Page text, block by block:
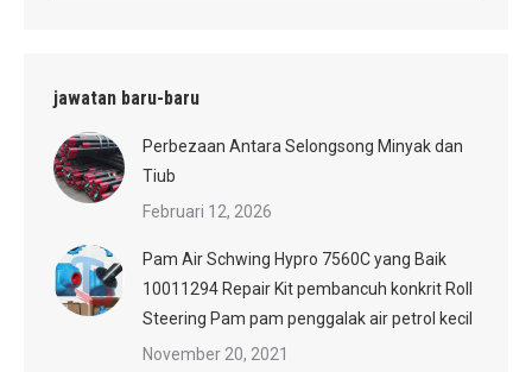
jawatan baru-baru
Perbezaan Antara Selongsong Minyak dan
Tiub
Februari 12, 2026
Pam Air Schwing Hypro 7560C yang Baik
10011294 Repair Kit pembancuh konkrit Roll
Steering Pam pam penggalak air petrol kecil
November 20, 2021